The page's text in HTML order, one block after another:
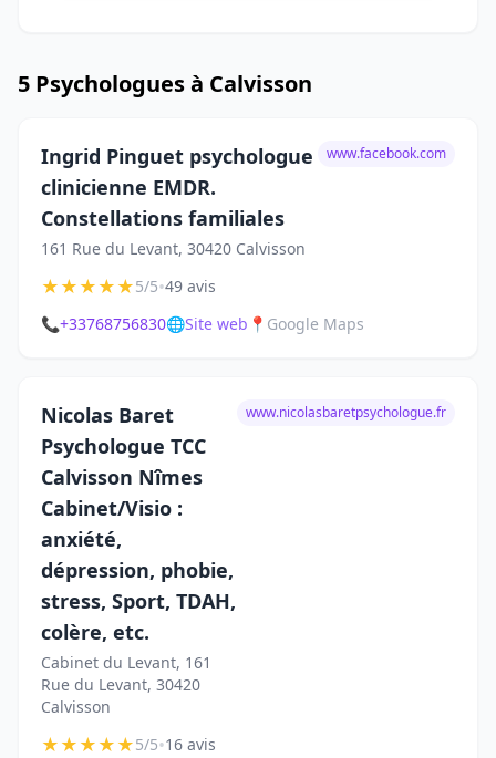
5 Psychologues à Calvisson
Ingrid Pinguet psychologue
clinicienne EMDR.
Constellations familiales
161 Rue du Levant, 30420 Calvisson
www.facebook.com
★★★★★5/5•49 avis
📞+33768756830🌐Site web 📍 Google Maps
Nicolas Baret
Psychologue TCC
Calvisson Nîmes
Cabinet/Visio :
anxiété,
dépression, phobie,
stress, Sport, TDAH,
colère, etc.
Cabinet du Levant, 161
Rue du Levant, 30420
Calvisson
www.nicolasbaretpsychologue.fr
★★★★★5/5•16 avis